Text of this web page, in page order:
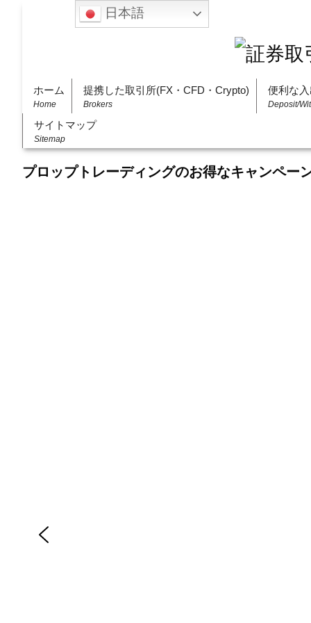
ホーム
Home
提携した取引所(FX・CFD・Crypto)
Brokers
便利な
Deposit/
サイトマップ
Sitemap
プロップトレーディングのお得なキャンペー
日本語